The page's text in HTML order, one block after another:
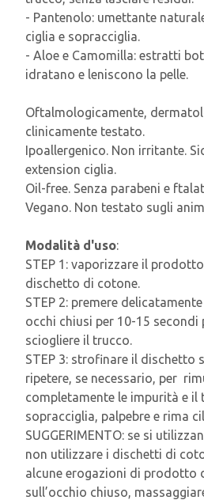
- Pantenolo: umettante
ciglia e sopracciglia.
- Aloe e Camomilla: estratti
idratano e leniscono la pelle.
Oftalmologicamente,
clinicamente testato.
Ipoallergenico. Non irritante.
extension ciglia.
Oil-free. Senza parabeni e
Vegano. Non testato sugli
Modalità d'uso:
STEP 1: vaporizzare il
dischetto di cotone.
STEP 2: premere
occhi chiusi per 10-15 secondi
sciogliere il trucco.
STEP 3: strofinare il dischetto
ripetere, se necessario, per
completamente le impurità e il
sopracciglia, palpebre e rima
SUGGERIMENTO: se si
non utilizzare i dischetti di
alcune erogazioni di prodotto
sull’occhio chiuso,